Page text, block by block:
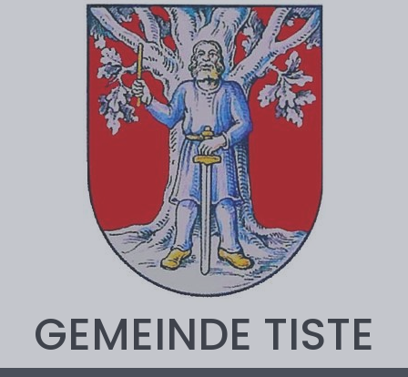
GEMEINDE TISTE